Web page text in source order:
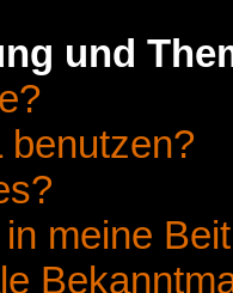
und
benutzen?
meine